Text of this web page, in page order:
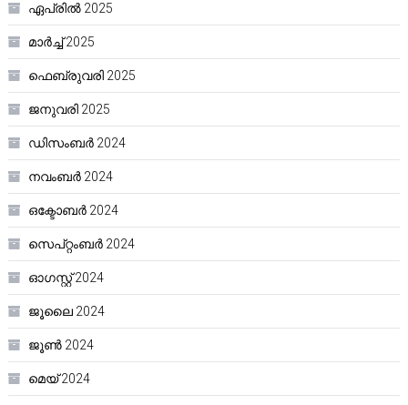
ഏപ്രിൽ 2025
മാർച്ച്‌ 2025
ഫെബ്രുവരി 2025
ജനുവരി 2025
ഡിസംബർ 2024
നവംബർ 2024
ഒക്ടോബർ 2024
സെപ്റ്റംബർ 2024
ഓഗസ്റ്റ്‌ 2024
ജൂലൈ 2024
ജൂൺ 2024
മെയ്‌ 2024